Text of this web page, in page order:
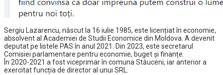
Sergiu Lazarencu, născut la 16 iulie 1985, este licențiat în economie,
absolvent al Academiei de Studii Economice din Moldova. A devenit
deputat pe listele PAS în anul 2021. Din 2023, este secretarul
Comisiei parlamentare pentru economie, buget și finanțe.
În 2020-2021 a fost viceprimar în comuna Stăuceni, iar anterior a
exercitat funcția de director al unui SRL.